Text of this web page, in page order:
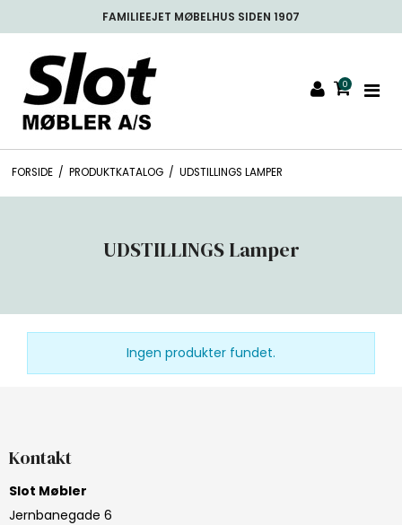
FAMILIEEJET MØBELHUS SIDEN 1907
0
FORSIDE / PRODUKTKATALOG / UDSTILLINGS LAMPER
UDSTILLINGS Lamper
Ingen produkter fundet.
Kontakt
Slot Møbler
Jernbanegade 6